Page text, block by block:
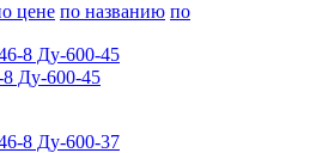
цене по названию по
Ду-600-45